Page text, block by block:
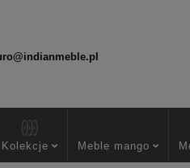
Kolekcje Meble mango